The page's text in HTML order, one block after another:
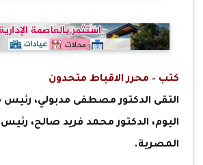
كتب – محرر الاقباط متحدون
التقى الدكتور مصطفى مدبولي، رئيس
اليوم، الدكتور محمد فريد صالح، رئيس
المصرية.